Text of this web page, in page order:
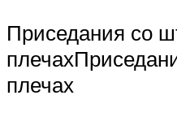
Приседания со
плечах